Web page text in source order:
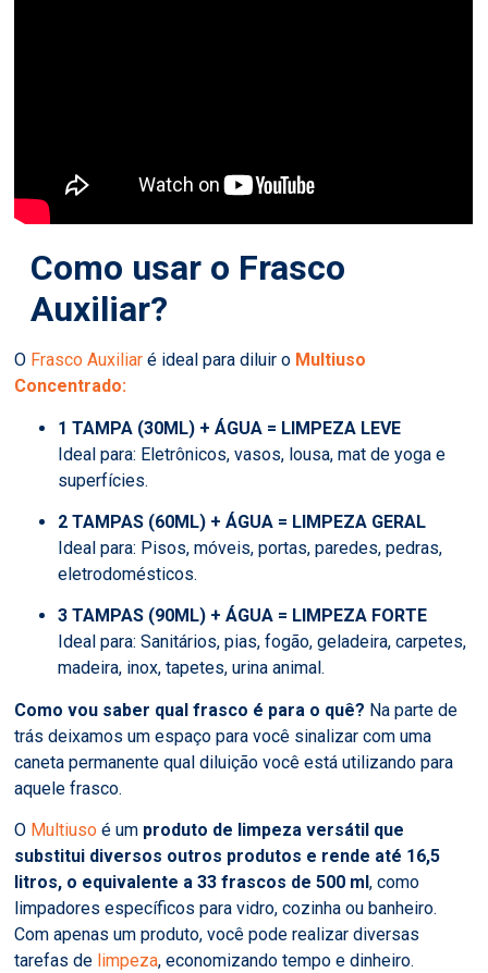
Como usar o Frasco
Auxiliar?
O Frasco Auxiliar é ideal para diluir o Multiuso
Concentrado:
1 TAMPA (30ML) + ÁGUA = LIMPEZA LEVE
Ideal para: Eletrônicos, vasos, lousa, mat de yoga e
superfícies.
2 TAMPAS (60ML) + ÁGUA = LIMPEZA GERAL
Ideal para: Pisos, móveis, portas, paredes, pedras,
eletrodomésticos.
3 TAMPAS (90ML) + ÁGUA = LIMPEZA FORTE
Ideal para: Sanitários, pias, fogão, geladeira, carpetes,
madeira, inox, tapetes, urina animal.
Como vou saber qual frasco é para o quê? Na parte de
trás deixamos um espaço para você sinalizar com uma
caneta permanente qual diluição você está utilizando para
aquele frasco.
O Multiuso é um produto de limpeza versátil que
substitui diversos outros produtos e rende até 16,5
litros, o equivalente a 33 frascos de 500 ml, como
limpadores específicos para vidro, cozinha ou banheiro.
Com apenas um produto, você pode realizar diversas
tarefas de limpeza, economizando tempo e dinheiro.